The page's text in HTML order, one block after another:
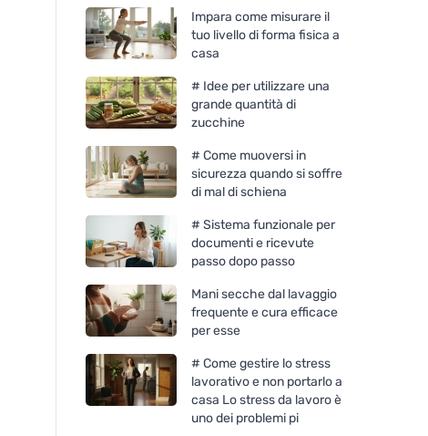
Impara come misurare il
tuo livello di forma fisica a
casa
# Idee per utilizzare una
grande quantità di
zucchine
# Come muoversi in
sicurezza quando si soffre
di mal di schiena
# Sistema funzionale per
documenti e ricevute
passo dopo passo
Mani secche dal lavaggio
frequente e cura efficace
per esse
# Come gestire lo stress
lavorativo e non portarlo a
casa Lo stress da lavoro è
uno dei problemi pi